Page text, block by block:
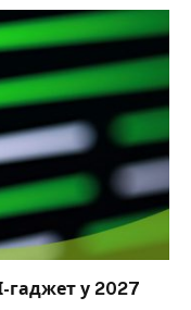
гаджет у 2027